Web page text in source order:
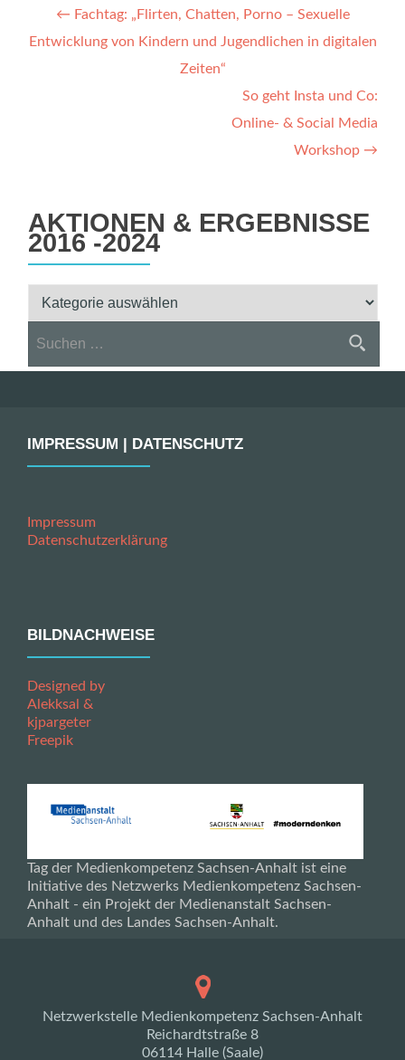
Artikel-
Navigation
← Fachtag: „Flirten, Chatten, Porno – Sexuelle
Entwicklung von Kindern und Jugendlichen in digitalen
Zeiten“
So geht Insta und Co:
Online- & Social Media
Workshop →
AKTIONEN & ERGEBNISSE
2016 -2024
Aktionen
&
Ergebnisse
IMPRESSUM | DATENSCHUTZ
Impressum
Datenschutzerklärung
BILDNACHWEISE
Designed by
Alekksal &
kjpargeter
Freepik
Tag der Medienkompetenz Sachsen-Anhalt ist eine
Initiative des Netzwerks Medienkompetenz Sachsen-
Anhalt - ein Projekt der Medienanstalt Sachsen-
Anhalt und des Landes Sachsen-Anhalt.
Netzwerkstelle Medienkompetenz Sachsen-Anhalt
Reichardtstraße 8
06114 Halle (Saale)